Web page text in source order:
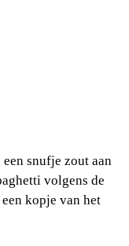
snufje zout aan
volgens de
kopje van het